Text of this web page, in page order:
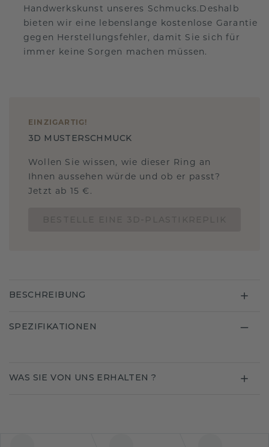
Handwerkskunst unseres Schmucks.Deshalb
bieten wir eine lebenslange kostenlose Garantie
gegen Herstellungsfehler, damit Sie sich für
immer keine Sorgen machen müssen.
EINZIGARTIG !
3D MUSTERSCHMUCK
Wollen Sie wissen, wie dieser Ring an
Ihnen aussehen würde und ob er passt?
Jetzt ab 15 €.
BESCHREIBUNG
SPEZIFIKATIONEN
WAS SIE VON UNS ERHALTEN ?